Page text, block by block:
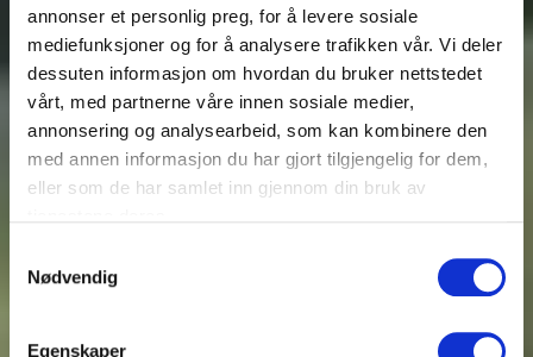
annonser et personlig preg, for å levere sosiale
mediefunksjoner og for å analysere trafikken vår. Vi deler
dessuten informasjon om hvordan du bruker nettstedet
vårt, med partnerne våre innen sosiale medier,
annonsering og analysearbeid, som kan kombinere den
med annen informasjon du har gjort tilgjengelig for dem,
eller som de har samlet inn gjennom din bruk av
Nødvendig
Egenskaper